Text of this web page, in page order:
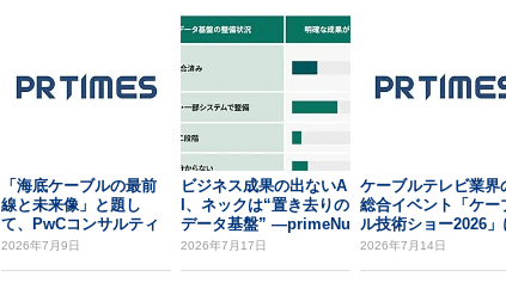
「海底ケーブルの最前
線と未来像」と題し
て、PwCコンサルティ
ング合同会社 榎本 ...
2026年7月9日
ビジネス成果の出ないA
I、ネックは“置き去りの
データ基盤” ―primeNu
mb...
2026年7月17日
ケーブルテレビ業界
総合イベント「ケー
ル技術ショー2026」
出展
2026年7月14日